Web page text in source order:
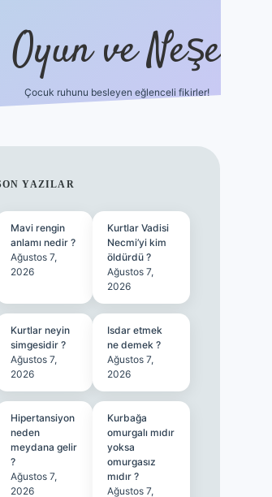
Oyun ve Neşe
Çocuk ruhunu besleyen eğlenceli fikirler!
YAZILAR
Mavi rengin
anlamı nedir ?
Ağustos 7,
2026
Kurtlar Vadisi
Necmi’yi kim
öldürdü ?
Ağustos 7,
2026
Kurtlar neyin
simgesidir ?
Ağustos 7,
2026
Isdar etmek
ne demek ?
Ağustos 7,
2026
Hipertansiyon
neden
meydana gelir
?
Ağustos 7,
2026
Kurbağa
omurgalı mıdır
yoksa
omurgasız
mıdır ?
Ağustos 7,
güncel giriş ilbet yeni giriş